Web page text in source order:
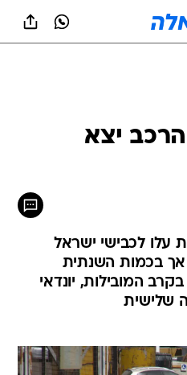
יצא
חדשות עלו לכבישי ישראל
בכמות השנתית
עלייה של 2.5%. בקרב המובילות, יונדאי
שלישית